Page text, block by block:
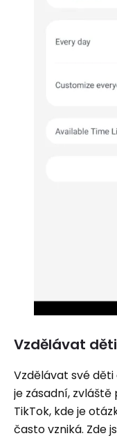
Vzdělávat děti
Vzdělávat své
je zásadní,
TikTok, kde je
často vzniká. Zde